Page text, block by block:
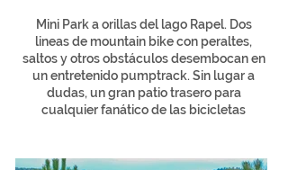
Mini Park a orillas del lago Rapel. Dos
lineas de mountain bike con peraltes,
saltos y otros obstáculos desembocan en
un entretenido pumptrack. Sin lugar a
dudas, un gran patio trasero para
cualquier fanático de las bicicletas